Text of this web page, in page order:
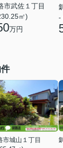
市武佐１丁目
㎡)
万円
-
市城山１丁目